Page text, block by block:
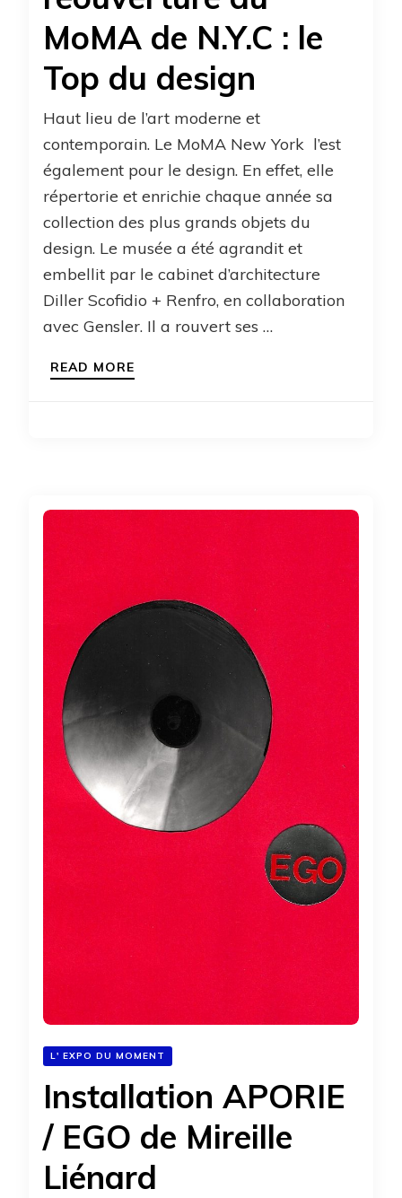
MoMA de N.Y.C : le
Top du design
Haut lieu de l’art moderne et
contemporain. Le MoMA New York l’est
également pour le design. En effet, elle
répertorie et enrichie chaque année sa
collection des plus grands objets du
design. Le musée a été agrandit et
embellit par le cabinet d’architecture
Diller Scofidio + Renfro, en collaboration
avec Gensler. Il a rouvert ses …
READ MORE
L' EXPO DU MOMENT
Installation APORIE
/ EGO de Mireille
Liénard